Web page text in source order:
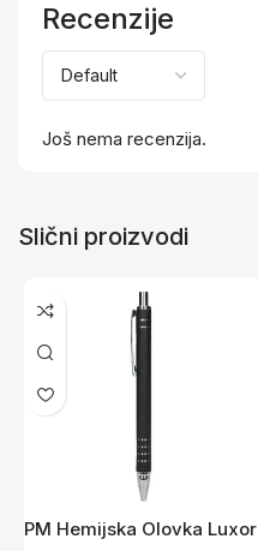
Recenzije
Još nema recenzija.
Slični proizvodi
PM Hemijska Olovka Luxor